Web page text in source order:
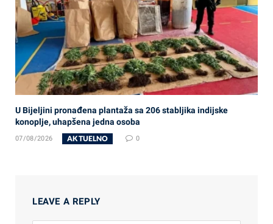
U Bijeljini pronađena plantaža sa 206 stabljika indijske
konoplje, uhapšena jedna osoba
07/08/2026 AKTUELNO 0
LEAVE A REPLY